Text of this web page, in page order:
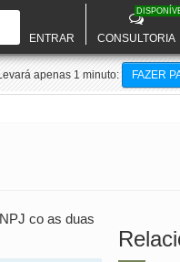
ENTRAR CONSULTORIA
apenas 1 minuto: FAZER
co as duas